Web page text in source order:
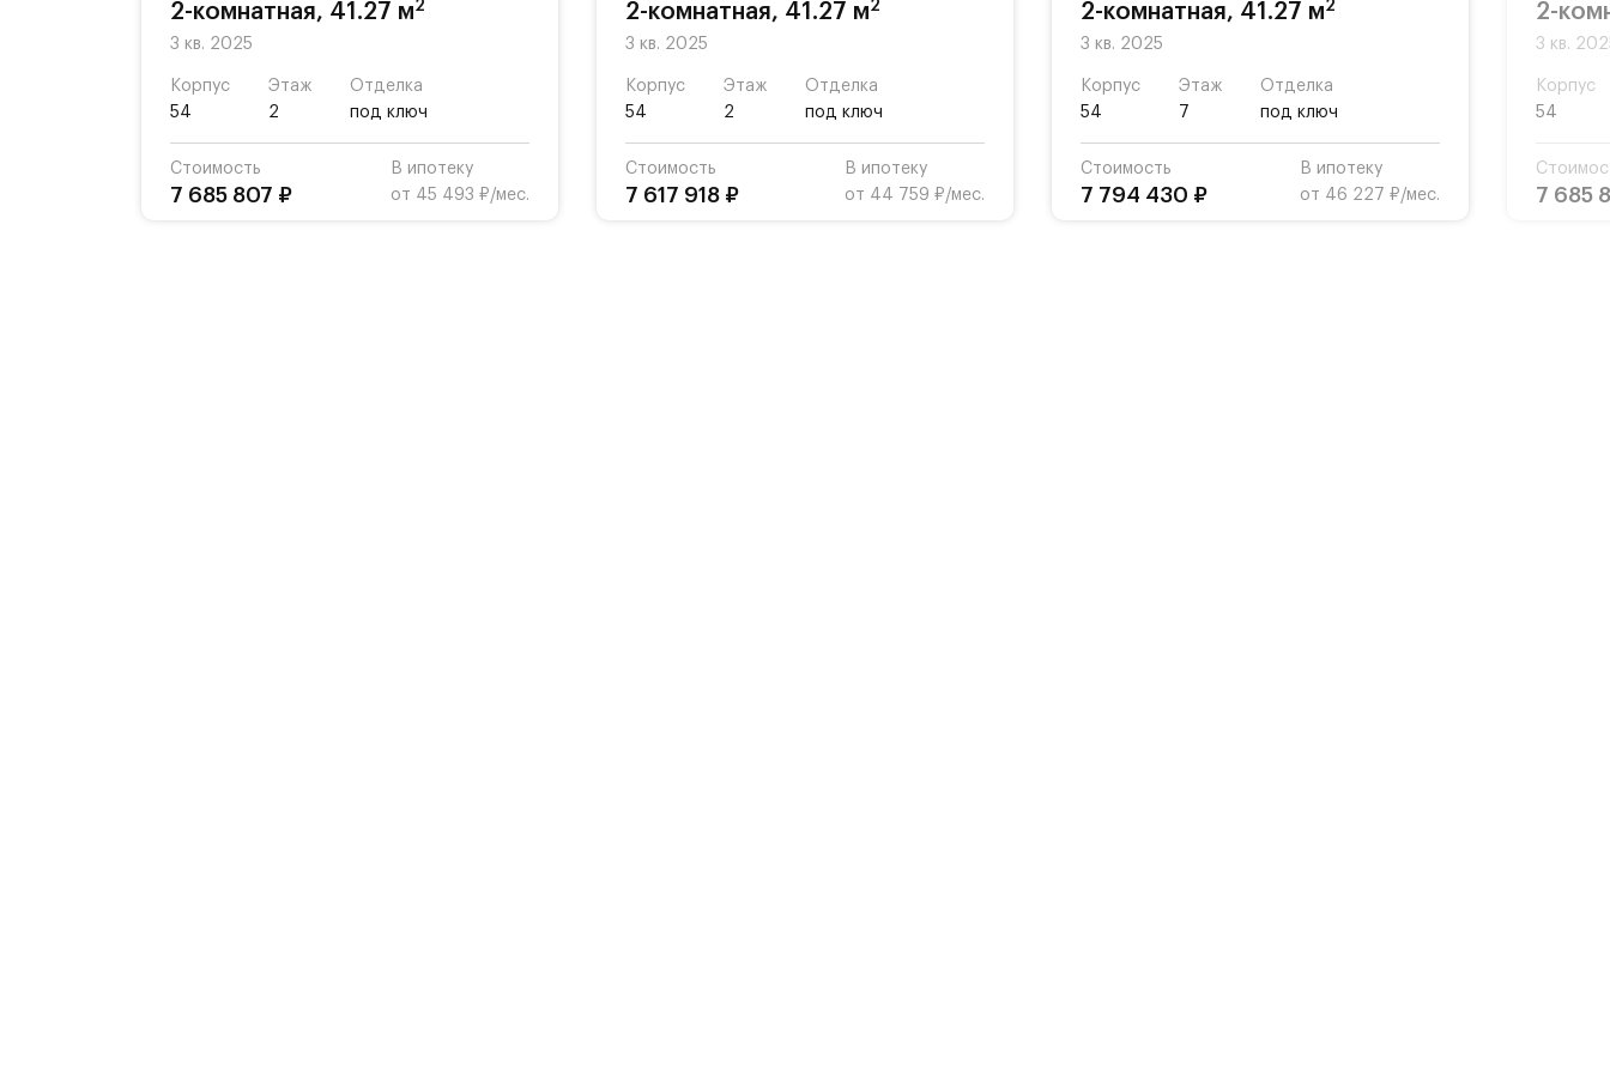
2-комнатная, 41.27 м2
3 кв. 2025
Корпус
54
Этаж
2
Отделка
под ключ
Стоимость
7 685 807 ₽
В ипотеку
от 45 493 ₽/мес.
2-комнатная, 41.27 м2
3 кв. 2025
Корпус
54
Этаж
2
Отделка
под ключ
Стоимость
7 617 918 ₽
В ипотеку
от 44 759 ₽/мес.
2-комнатная, 41.27 м2
3 кв. 2025
Корпус
54
Этаж
7
Отделка
под ключ
Стоимость
7 794 430 ₽
В ипотеку
от 46 227 ₽/мес.
2-
3 кв.
Корпус
54
7 685